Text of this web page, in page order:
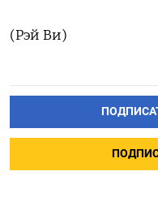
(Рэй Ви)